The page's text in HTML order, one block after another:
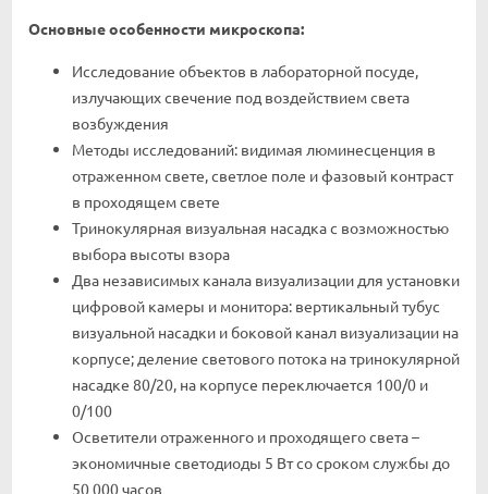
Основные особенности микроскопа:
Исследование объектов в лабораторной посуде,
излучающих свечение под воздействием света
возбуждения
Методы исследований: видимая люминесценция в
отраженном свете, светлое поле и фазовый контраст
в проходящем свете
Тринокулярная визуальная насадка с возможностью
выбора высоты взора
Два независимых канала визуализации для установки
цифровой камеры и монитора: вертикальный тубус
визуальной насадки и боковой канал визуализации на
корпусе; деление светового потока на тринокулярной
насадке 80/20, на корпусе переключается 100/0 и
0/100
Осветители отраженного и проходящего света –
экономичные светодиоды 5 Вт со сроком службы до
50 000 часов